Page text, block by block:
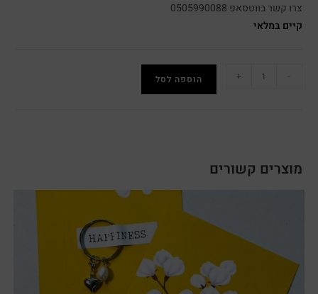
צרו קשר בווטסאפ 0505990088
קיים במלאי
+ הוספה לסל
מוצרים קשורים